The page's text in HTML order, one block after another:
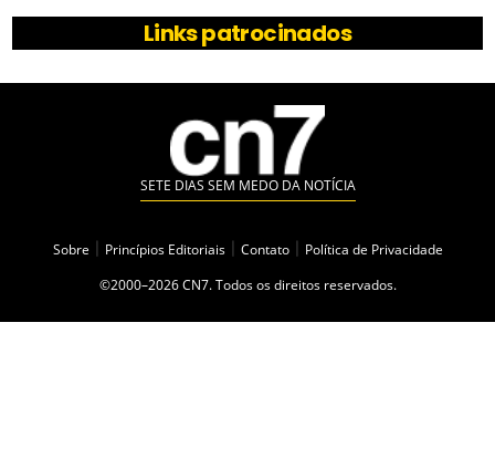
Links patrocinados
SETE DIAS SEM MEDO DA NOTÍCIA
Sobre Princípios Editoriais Contato
Política de Privacidade
©2000–2026 CN7. Todos os direitos reservados.